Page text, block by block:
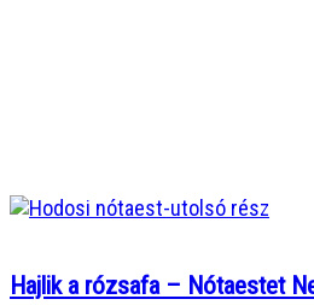
Hajlik a rózsafa – Nótaestet